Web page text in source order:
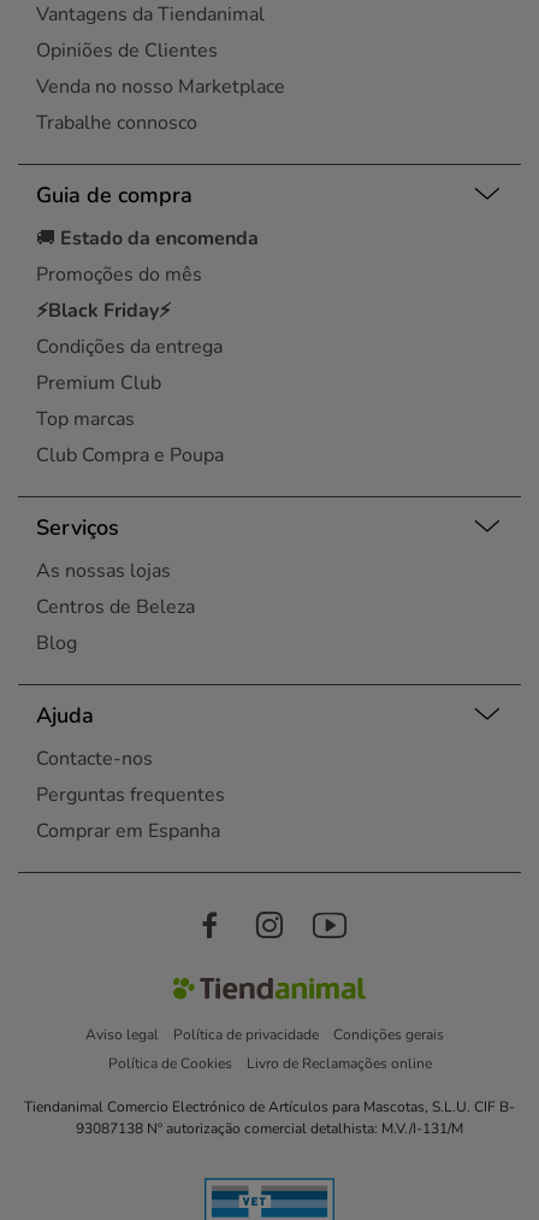
Vantagens da Tiendanimal
Opiniões de Clientes
Venda no nosso Marketplace
Trabalhe connosco
Guia de compra
🚚 Estado da encomenda
Promoções do mês
⚡Black Friday⚡
Condições da entrega
Premium Club
Top marcas
Club Compra e Poupa
Serviços
As nossas lojas
Centros de Beleza
Blog
Ajuda
Contacte-nos
Perguntas frequentes
Comprar em Espanha
Aviso legal Política de privacidade
Condições gerais
Política de Cookies
Livro de Reclamações online
Tiendanimal Comercio Electrónico de Artículos para Mascotas, S.L.U. CIF B-
93087138 Nº autorização comercial detalhista: M.V./I-131/M